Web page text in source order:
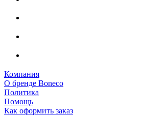
Компания
О бренде Boneco
Политика
Помощь
Как оформить заказ